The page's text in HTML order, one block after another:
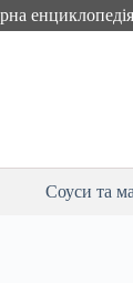
енциклопедія
Соуси та